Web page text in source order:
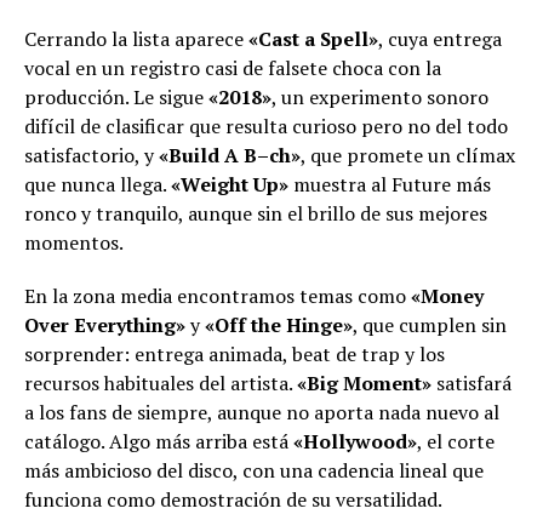
Cerrando la lista aparece«Cast a Spell», cuya entrega
vocal en un registro casi de falsete choca con la
producción. Le sigue«2018», un experimento sonoro
difícil de clasificar que resulta curioso pero no del todo
satisfactorio, y«Build A B–ch», que promete un clímax
que nunca llega.«Weight Up» muestra al Future más
ronco y tranquilo, aunque sin el brillo de sus mejores
momentos.
En la zona media encontramos temas como«Money
Over Everything»y«Off the Hinge», que cumplen sin
sorprender: entrega animada, beat de trap y los
recursos habituales del artista.«Big Moment» satisfará
a los fans de siempre, aunque no aporta nada nuevo al
catálogo. Algo más arriba está«Hollywood», el corte
más ambicioso del disco, con una cadencia lineal que
funciona como demostración de su versatilidad.